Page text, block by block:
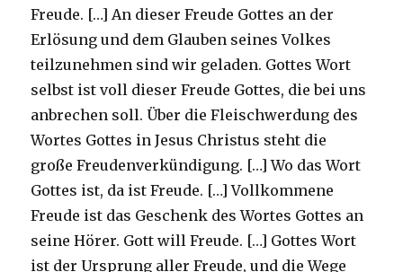
Freude. […] An dieser Freude Gottes an der
Erlösung und dem Glauben seines Volkes
teilzunehmen sind wir geladen. Gottes Wort
selbst ist voll dieser Freude Gottes, die bei uns
anbrechen soll. Über die Fleischwerdung des
Wortes Gottes in Jesus Christus steht die
große Freudenverkündigung. […] Wo das Wort
Gottes ist, da ist Freude. […] Vollkommene
Freude ist das Geschenk des Wortes Gottes an
seine Hörer. Gott will Freude. […] Gottes Wort
ist der Ursprung aller Freude, und die Wege